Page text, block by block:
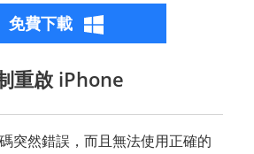
免費下載
重啟 iPhone
突然錯誤，而且無法使用正確的